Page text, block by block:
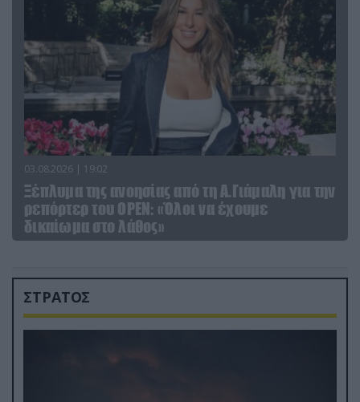
03.08.2026 | 19:02
Ξέπλυμα της ανοησίας από τη Α.Γιάμαλη για την
ρεπόρτερ του ΟΡΕΝ: «Όλοι να έχουμε
δικαίωμα στο λάθος»
ΣΤΡΑΤΟΣ